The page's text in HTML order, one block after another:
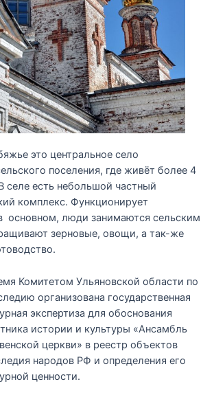
это центральное село
поселения, где живёт более 4
селе есть небольшой частный
комплекс. Функционирует
основном, люди занимаются сельским
зерновые, овощи, а так-же
Комитетом Ульяновской области по
организована государственная
экспертиза для обоснования
истории и культуры «Ансамбль
церкви» в реестр объектов
народов РФ и определения его
ценности.